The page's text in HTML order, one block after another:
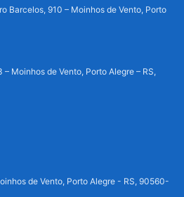
Barcelos, 910 – Moinhos de Vento, Porto
Moinhos de Vento, Porto Alegre – RS,
de Vento, Porto Alegre - RS, 90560-